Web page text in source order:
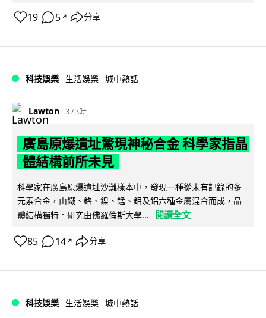
19 5 ↗ 分享
科技娛樂 生活娛樂 城中熱話
Lawton 3 小時
廣島原爆遺址驚現神秘合金 科學家指晶
體結構前所未見
科學家在廣島原爆遺址沙灘樣本中，發現一種從未有記錄的多
元素合金，由鐵、鉻、鎳、錳、鉬及鋁六種金屬混合而成，晶
體結構獨特。研究由佛羅倫斯大學...
閱讀全文
85 14 ↗ 分享
科技娛樂 生活娛樂 城中熱話